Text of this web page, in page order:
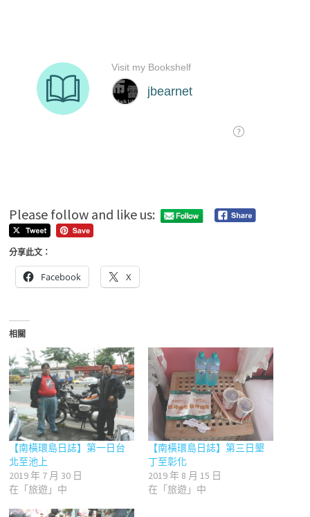
Please follow and like us:
分享此文：
Facebook X
相關
【南橫環島日誌】第一日台
北至池上
2019 年 7 月 30 日
在「旅遊」中
【南橫環島日誌】第三日墾
丁至彰化
2019 年 8 月 15 日
在「旅遊」中